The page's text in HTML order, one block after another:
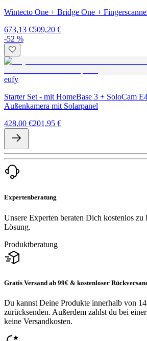
Wintecto One + Bridge One +
673,13 €509,20 €
-52 %
eufy
Starter Set - mit HomeBase 3 + SoloCam
Außenkamera mit Solarpanel
428,00 €201,95 €
Expertenberatung
Unsere Experten beraten Dich kostenlos
Lösung.
Produktberatung
Gratis Versand ab 99€ & kostenloser
Du kannst Deine Produkte innerhalb von
zurücksenden. Außerdem zahlst du bei
keine Versandkosten.